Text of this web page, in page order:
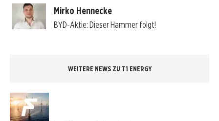
Mirko Hennecke
BYD-Aktie: Dieser Hammer folgt!
WEITERE NEWS ZU T1 ENERGY